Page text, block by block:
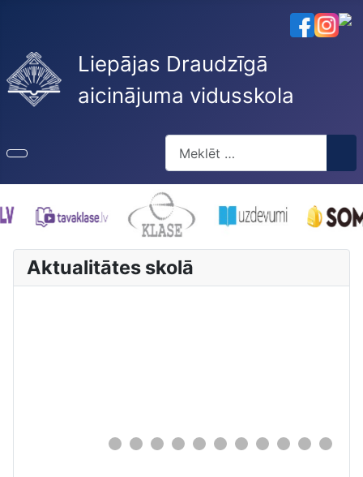
Liepājas Draudzīgā
aicinājuma vidusskola
Type 2 or more characters for
Aktualitātes skolā